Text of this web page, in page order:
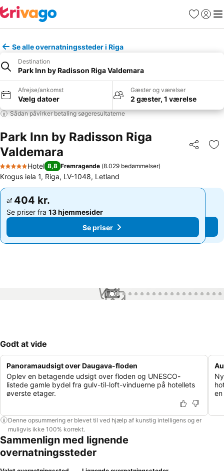
Favoritter
Log ind
Se alle overnatningssteder i Riga
Destination
Park Inn by Radisson Riga Valdemara
Afrejse/ankomst
Vælg datoer
Gæster og værelser
2 gæster, 1 værelse
Sådan påvirker betaling søgeresultaterne
Park Inn by Radisson Riga
Valdemara
Del
5 Stjerner
Hotel 8,8 Fremragende (8.029 bedømmelser)
Krogus iela 1, Riga, LV-1048, Letland
af 404 kr.
Se priser fra 13 hjemmesider
Se priser
af 404 kr.
Se priser fra 13 hjemmesider
Se priser
1 / 99
Godt at vide
Panoramaudsigt over Daugava-floden
Oplev en betagende udsigt over floden og UNESCO-
listede gamle bydel fra gulv-til-loft-vinduerne på hotellets
øverste etager.
Denne opsummering er blevet til ved hjælp af kunstig intelligens og er
muligvis ikke 100% korrekt.
Sammenlign med lignende
overnatningssteder